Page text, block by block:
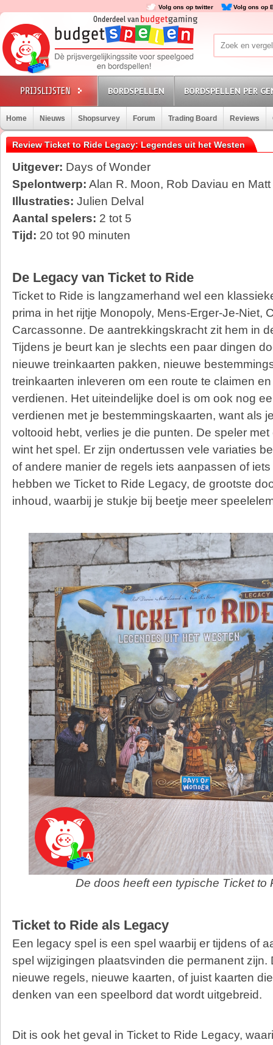
Volg ons op twitter Volg ons op
BORDSPELLEN BORDSPELLEN PER
Home Nieuws Shopsurvey Forum Trading Board Reviews
Review Ticket to Ride Legacy: Legendes uit het Westen
Uitgever: Days of Wonder
Spelontwerp: Alan R. Moon, Rob Daviau en
Illustraties: Julien Delval
Aantal spelers: 2 tot 5
Tijd: 20 tot 90 minuten
De Legacy van Ticket to Ride
Ticket to Ride is langzamerhand wel een
prima in het rijtje Monopoly, Mens-Erger-Je-Niet,
Carcassonne. De aantrekkingskracht zit hem in
Tijdens je beurt kan je slechts een paar dingen
nieuwe treinkaarten pakken, nieuwe
treinkaarten inleveren om een route te claimen
verdienen. Het uiteindelijke doel is om ook nog
verdienen met je bestemmingskaarten, want als
voltooid hebt, verlies je die punten. De speler
wint het spel. Er zijn ondertussen vele variaties
of andere manier de regels iets aanpassen of
hebben we Ticket to Ride Legacy, de grootste
inhoud, waarbij je stukje bij beetje meer
De doos heeft een typische Ticket to
Ticket to Ride als Legacy
Een legacy spel is een spel waarbij er tijdens of
spel wijzigingen plaatsvinden die permanent zijn.
nieuwe regels, nieuwe kaarten, of juist kaarten
denken van een speelbord dat wordt uitgebreid.
Dit is ook het geval in Ticket to Ride Legacy,